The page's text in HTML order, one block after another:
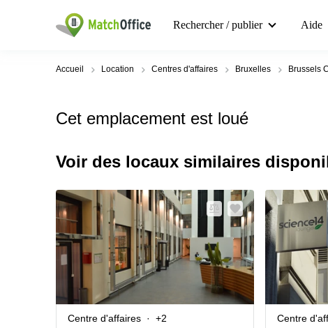
Rechercher / publier Aide
Accueil Location Centres d'affaires Bruxelles Brussels
Cet emplacement est loué
Voir des locaux similaires
Centre d'affaires +2 Centre